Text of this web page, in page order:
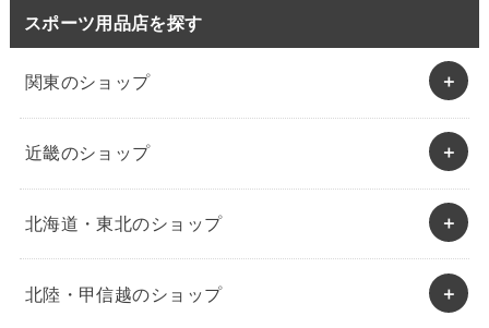
スポーツ用品店を探す
関東のショップ
近畿のショップ
北海道・東北のショップ
北陸・甲信越のショップ